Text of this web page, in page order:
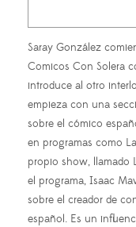
Saray González
Comicos Con Solera
introduce al otro
empieza con una
sobre el cómico
en programas como
propio show, llamado
el programa, Isaac
sobre el creador de
español. Es un